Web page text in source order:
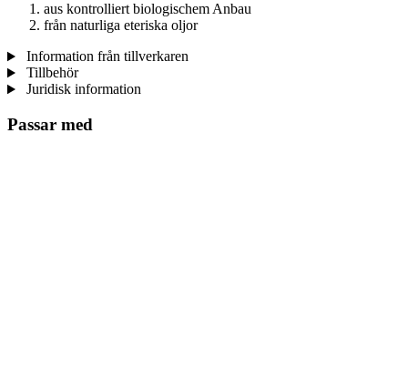
aus kontrolliert biologischem Anbau
från naturliga eteriska oljor
Information från tillverkaren
Tillbehör
Juridisk information
Passar med